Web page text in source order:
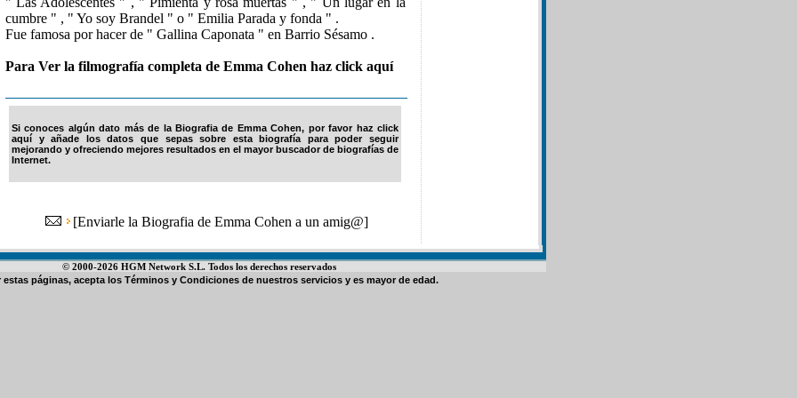
cumbre " , " Yo soy Brandel " o " Emilia Parada y fonda " .
Fue famosa por hacer de " Gallina Caponata " en Barrio Sésamo .
Para Ver la filmografía completa de Emma Cohen haz click aquí
Si conoces algún dato más de la Biografia de Emma Cohen, por favor haz click
aquí y añade los datos que sepas sobre esta biografía para poder seguir
mejorando y ofreciendo mejores resultados en el mayor buscador de biografías de
Internet.
[Enviarle la Biografia de Emma Cohen a un amig@]
© 2000-2026 HGM Network S.L. Todos los derechos reservados
estas páginas, acepta los Términos y Condiciones de nuestros servicios y es mayor de edad.